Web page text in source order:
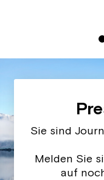
Sie sind
Melden Sie
auf